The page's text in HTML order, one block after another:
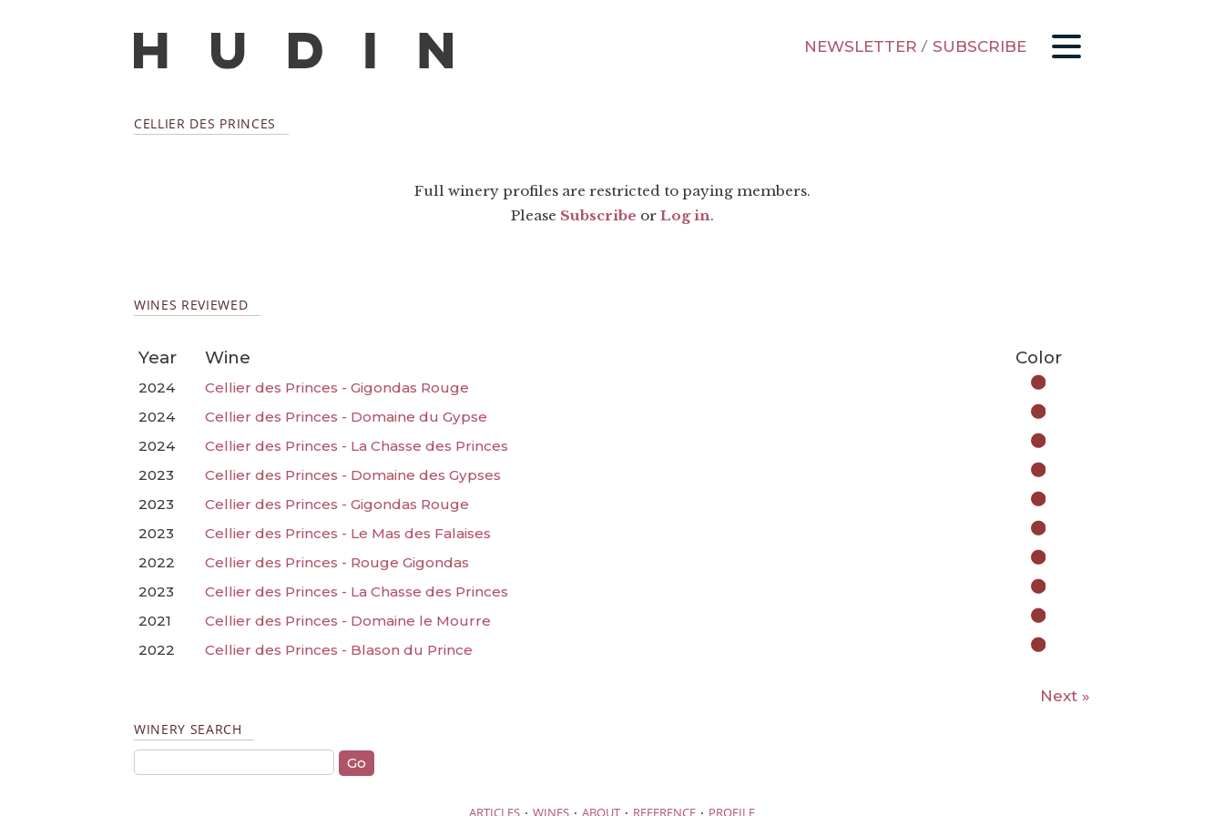
NEWSLETTER / SUBSCRIBE
CELLIER DES PRINCES
Full winery profiles are restricted to paying members.
Please Subscribe or Log in.
WINES REVIEWED
Year Wine Color
2024
Cellier des Princes - Gigondas Rouge
2024
Cellier des Princes - Domaine du Gypse
2024
Cellier des Princes - La Chasse des Princes
2023
Cellier des Princes - Domaine des Gypses
2023
Cellier des Princes - Gigondas Rouge
2023
Cellier des Princes - Le Mas des Falaises
2022
Cellier des Princes - Rouge Gigondas
2023
Cellier des Princes - La Chasse des Princes
2021
Cellier des Princes - Domaine le Mourre
2022
Cellier des Princes - Blason du Prince
Next »
WINERY SEARCH
ARTICLES · WINES · ABOUT · REFERENCE · PROFILE